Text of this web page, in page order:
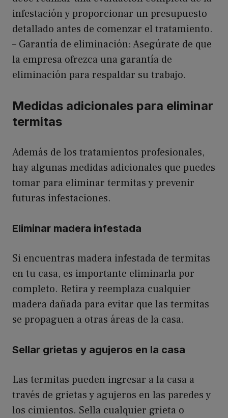
infestación y proporcionar un presupuesto
detallado antes de comenzar el tratamiento.
– Garantía de eliminación: Asegúrate de que
la empresa ofrezca una garantía de
eliminación para respaldar su trabajo.
Medidas adicionales para eliminar
termitas
Además de los tratamientos profesionales,
hay algunas medidas adicionales que puedes
tomar para eliminar termitas y prevenir
futuras infestaciones.
Eliminar madera infestada
Si encuentras madera infestada de termitas
en tu casa, es importante eliminarla por
completo. Retira y reemplaza cualquier
madera dañada para evitar que las termitas
se propaguen a otras áreas de la casa.
Sellar grietas y agujeros en la casa
Las termitas pueden ingresar a la casa a
través de grietas y agujeros en las paredes y
los cimientos. Sella cualquier grieta o